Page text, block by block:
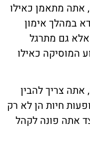
מתאמן כאילו
במהלך אימון
גם מתרגל
המוסיקה כאילו
צריך להבין
חיות הן לא רק
אתה פונה לקהל